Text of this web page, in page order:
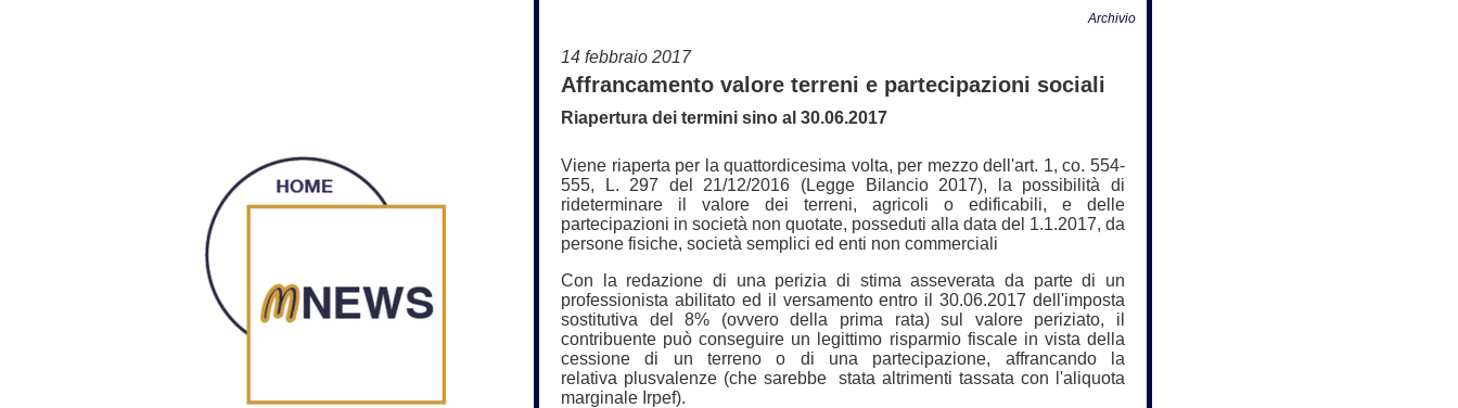
Archivio
14 febbraio 2017
Affrancamento valore terreni e partecipazioni sociali
Riapertura dei termini sino al 30.06.2017
Viene riaperta per la quattordicesima volta, per mezzo dell'art. 1, co. 554-
555, L. 297 del 21/12/2016 (Legge Bilancio 2017), la possibilità di
rideterminare il valore dei terreni, agricoli o edificabili, e delle
partecipazioni in società non quotate, posseduti alla data del 1.1.2017, da
persone fisiche, società semplici ed enti non commerciali
Con la redazione di una perizia di stima asseverata da parte di un
professionista abilitato ed il versamento entro il 30.06.2017 dell'imposta
sostitutiva del 8% (ovvero della prima rata) sul valore periziato, il
contribuente può conseguire un legittimo risparmio fiscale in vista della
cessione di un terreno o di una partecipazione, affrancando la
relativa plusvalenze (che sarebbe stata altrimenti tassata con l'aliquota
marginale Irpef).